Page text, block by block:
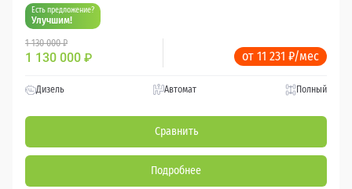
Есть предложение?
Улучшим!
1 130 000 ₽
1 130 000 ₽ от 11 231 ₽/мес
Дизель Автомат Полный
Сравнить
Подробнее